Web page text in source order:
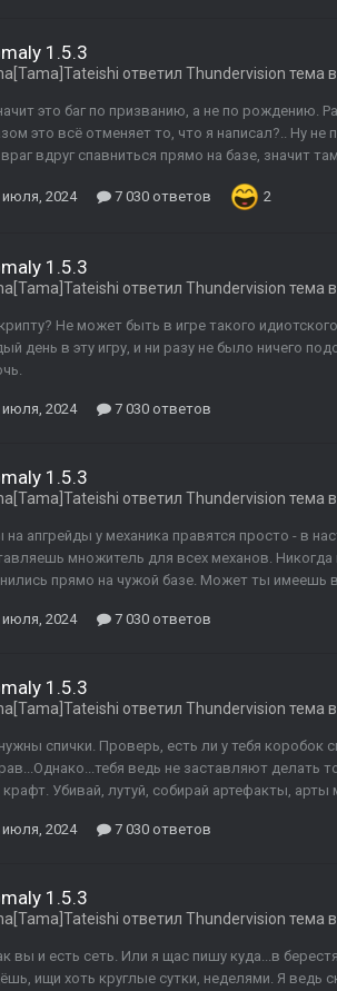
1.5.3
ответил Thundervision тема в
это баг по призванию, а не по рождению.
это всё отменяет то, что я написал?.. Ну
враг вдруг спавниться прямо на базе, значит
июля, 2024 7 030 ответов 2
1.5.3
ответил Thundervision тема в
Не может быть в игре такого
день в эту игру, и ни разу не было ничего
июля, 2024 7 030 ответов
1.5.3
ответил Thundervision тема в
на апгрейды у механика правятся просто - в
множитель для всех механов.
прямо на чужой базе. Может ты имеешь
июля, 2024 7 030 ответов
1.5.3
ответил Thundervision тема в
спички. Проверь, есть ли у тебя коробок
ведь не заставляют делать
крафт. Убивай, лутуй, собирай артефакты,
июля, 2024 7 030 ответов
1.5.3
ответил Thundervision тема в
вы и есть сеть. Или я щас пишу куда...в
ищи хоть круглые сутки, неделями. Я ведь